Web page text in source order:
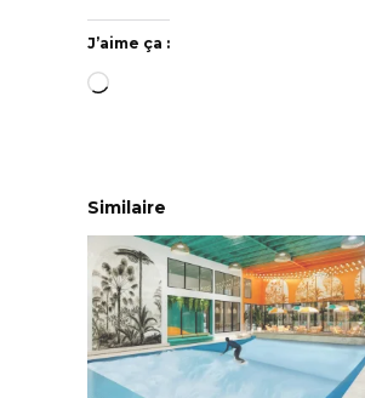
J’aime ça :
Chargement…
Similaire